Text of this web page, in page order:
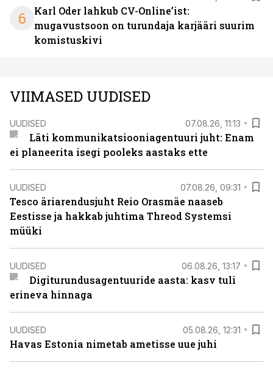
6
Karl Oder lahkub CV-Online’ist:
mugavustsoon on turundaja karjääri suurim
komistuskivi
VIIMASED UUDISED
UUDISED 07.08.26, 11:13
Läti kommunikatsiooniagentuuri juht: Enam
ei planeerita isegi pooleks aastaks ette
UUDISED 07.08.26, 09:31
Tesco äriarendusjuht Reio Orasmäe naaseb
Eestisse ja hakkab juhtima Threod Systemsi
müüki
UUDISED 06.08.26, 13:17
Digiturundusagentuuride aasta: kasv tuli
erineva hinnaga
UUDISED 05.08.26, 12:31
Havas Estonia nimetab ametisse uue juhi